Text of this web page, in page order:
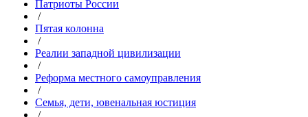
Патриоты России
/
Пятая колонна
/
Реалии западной цивилизации
/
Реформа местного самоуправления
/
Семья, дети, ювенальная юстиция
/